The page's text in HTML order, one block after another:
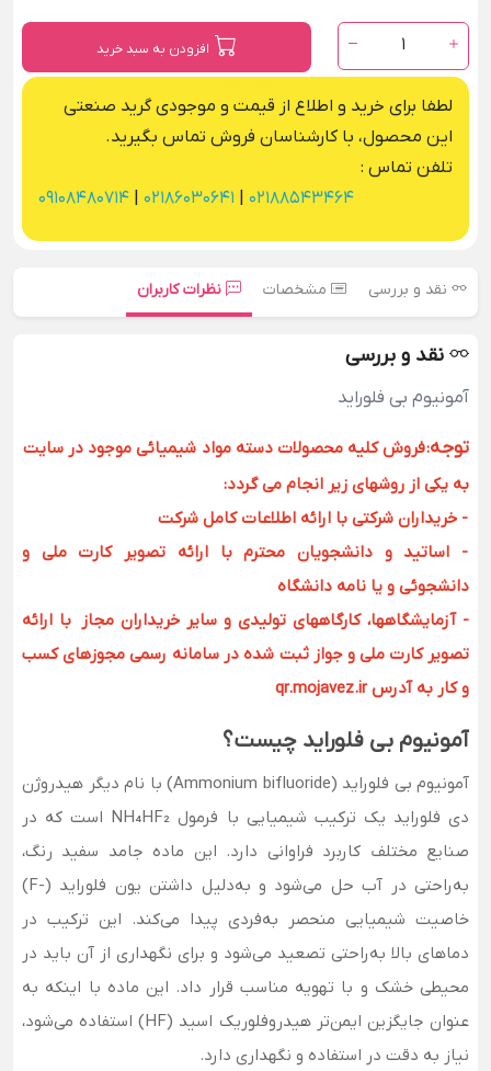
1 افزودن به سبد خرید
لطفا برای خرید و اطلاع از قیمت و موجودی گرید صنعتی
این محصول، با کارشناسان فروش تماس بگیرید.
تلفن تماس :
02188543464
02186030641
09108480714
نقد و بررسی مشخصات نظرات کاربران
نقد و بررسی
آمونیوم بی‌ فلوراید
توجه:فروش کلیه محصولات دسته مواد شیمیائی موجود در سایت
به یکی از روشهای زیر انجام می گردد:
- خریداران شرکتی با ارائه اطلاعات کامل شرکت
- اساتید و دانشجویان محترم با ارائه تصویر کارت ملی و
دانشجوئی و یا نامه دانشگاه
- آزمایشگاهها، کارگاههای تولیدی و سایر خریداران مجاز با ارائه
تصویر کارت ملی و جواز ثبت شده در سامانه رسمی مجوزهای کسب
و کار به آدرس qr.mojavez.ir
آمونیوم بی فلوراید چیست؟
آمونیوم بی‌ فلوراید (Ammonium bifluoride) با نام دیگر هیدروژن
دی فلوراید یک ترکیب شیمیایی با فرمول NH₄HF₂ است که در
صنایع مختلف کاربرد فراوانی دارد. این ماده جامد سفید رنگ،
به‌راحتی در آب حل می‌شود و به‌دلیل داشتن یون فلوراید (-F)
خاصیت شیمیایی منحصر به‌فردی پیدا می‌کند. این ترکیب در
دماهای بالا به‌راحتی تصعید می‌شود و برای نگهداری از آن باید در
محیطی خشک و با تهویه مناسب قرار داد. این ماده با اینکه به
عنوان جایگزین ایمن‌تر هیدروفلوریک اسید (HF) استفاده می‌شود،
نیاز به دقت در استفاده و نگهداری دارد.